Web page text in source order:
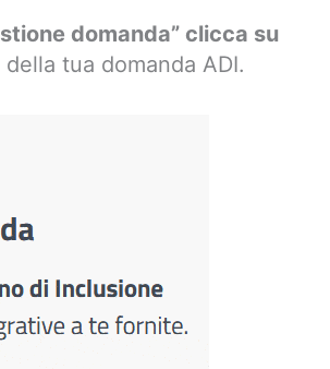
domanda” clicca su
tua domanda ADI.